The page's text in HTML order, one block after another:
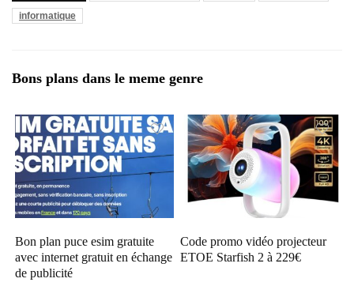
informatique
Bons plans dans le meme genre
Bon plan puce esim gratuite
avec internet gratuit en échange
de publicité
Code promo vidéo projecteur
ETOE Starfish 2 à 229€